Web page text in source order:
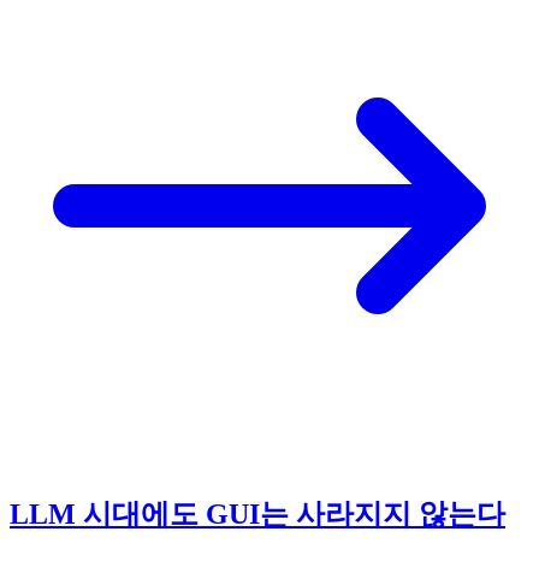
LLM 시대에도 GUI는 사라지지 않는다